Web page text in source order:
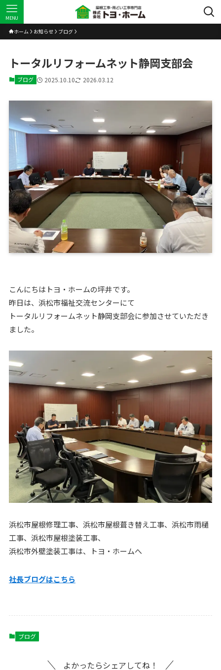
MENU
ホーム お知らせ ブログ
トータルリフォームネット静岡支部会
ブログ 2025.10.10 2026.03.12
こんにちはトヨ・ホームの坪井です。
昨日は、浜松市福祉交流センターにて
トータルリフォームネット静岡支部会に参加させていただき
ました。
浜松市屋根修理工事、浜松市屋根葺き替え工事、浜松市雨樋
工事、浜松市屋根塗装工事、
浜松市外壁塗装工事は、トヨ・ホームへ
社長ブログはこちら
ブログ
よかったらシェアしてね！